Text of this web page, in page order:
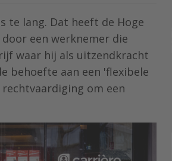
te lang. Dat heeft de Hoge
een werknemer die
waar hij als uitzendkracht
behoefte aan een 'flexibele
om een